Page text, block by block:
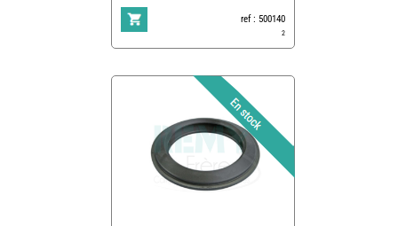
ref : 500140
2